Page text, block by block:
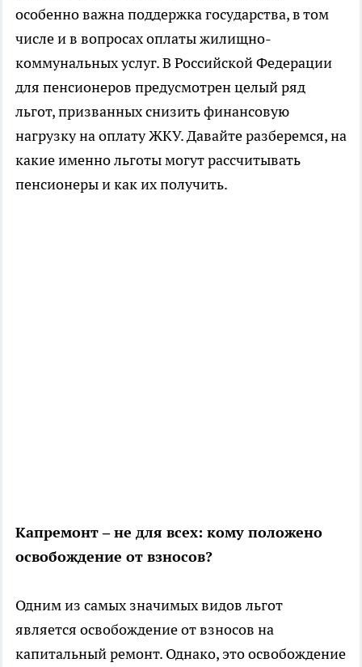
особенно важна поддержка государства, в том
числе и в вопросах оплаты жилищно-
коммунальных услуг. В Российской Федерации
для пенсионеров предусмотрен целый ряд
льгот, призванных снизить финансовую
нагрузку на оплату ЖКУ. Давайте разберемся, на
какие именно льготы могут рассчитывать
пенсионеры и как их получить.
Капремонт – не для всех: кому положено
освобождение от взносов?
Одним из самых значимых видов льгот
является освобождение от взносов на
капитальный ремонт. Однако, это освобождение